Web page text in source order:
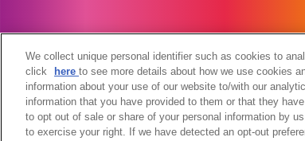
当サイトのご利用にあたって 個人情報の取扱いに
ウェブアクセシビリティへの取組み
関係会社
We collect unique personal identifier such as cookies to
click
here to see more details about how we use cookies
information about your use of our website to/with our
information that you have provided to them or that they
to opt out of sale or share of your personal information by
to exercise your right. If we have detected an opt-out